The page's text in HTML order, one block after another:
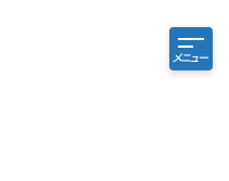
メニュー